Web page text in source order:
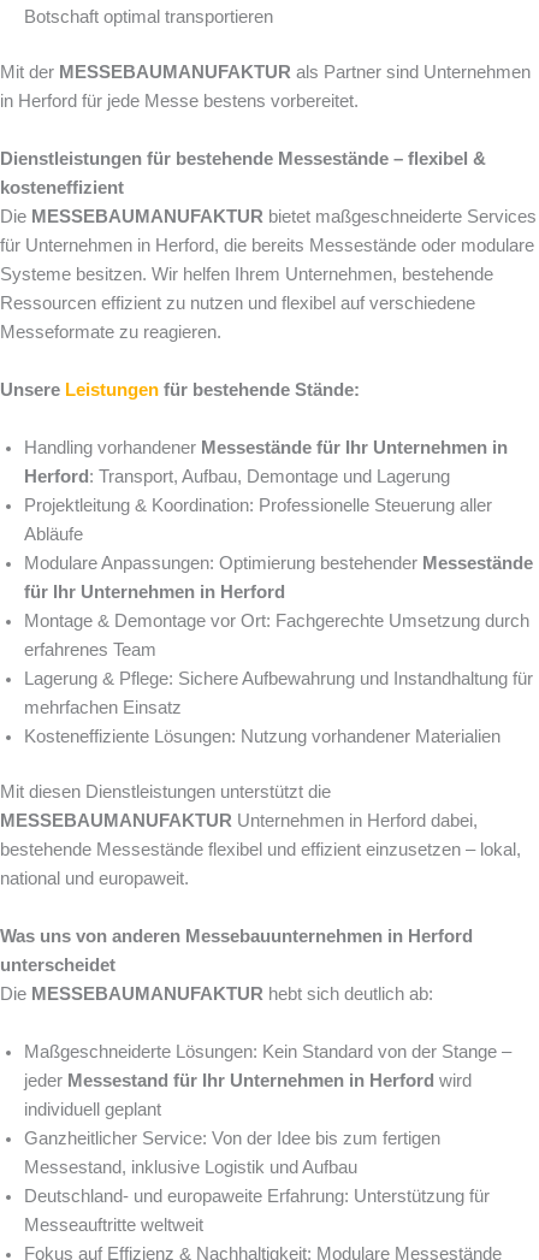
Botschaft optimal transportieren
Mit der MESSEBAUMANUFAKTUR als Partner sind Unternehmen
in Herford für jede Messe bestens vorbereitet.
Dienstleistungen für bestehende Messestände – flexibel &
kosteneffizient
Die MESSEBAUMANUFAKTUR bietet maßgeschneiderte Services
für Unternehmen in Herford, die bereits Messestände oder modulare
Systeme besitzen. Wir helfen Ihrem Unternehmen, bestehende
Ressourcen effizient zu nutzen und flexibel auf verschiedene
Messeformate zu reagieren.
Unsere Leistungen für bestehende Stände:
Handling vorhandener Messestände für Ihr Unternehmen in
Herford : Transport, Aufbau, Demontage und Lagerung
Projektleitung & Koordination: Professionelle Steuerung aller
Abläufe
Modulare Anpassungen: Optimierung bestehender Messestände
für Ihr Unternehmen in Herford
Montage & Demontage vor Ort: Fachgerechte Umsetzung durch
erfahrenes Team
Lagerung & Pflege: Sichere Aufbewahrung und Instandhaltung für
mehrfachen Einsatz
Kosteneffiziente Lösungen: Nutzung vorhandener Materialien
Mit diesen Dienstleistungen unterstützt die
MESSEBAUMANUFAKTUR Unternehmen in Herford dabei,
bestehende Messestände flexibel und effizient einzusetzen – lokal,
national und europaweit.
Was uns von anderen Messebauunternehmen in Herford
unterscheidet
Die MESSEBAUMANUFAKTUR hebt sich deutlich ab:
Maßgeschneiderte Lösungen: Kein Standard von der Stange –
jeder Messestand für Ihr Unternehmen in Herford wird
individuell geplant
Ganzheitlicher Service: Von der Idee bis zum fertigen
Messestand, inklusive Logistik und Aufbau
Deutschland- und europaweite Erfahrung: Unterstützung für
Messeauftritte weltweit
Fokus auf Effizienz & Nachhaltigkeit: Modulare Messestände